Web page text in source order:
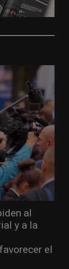
al
y a la
el